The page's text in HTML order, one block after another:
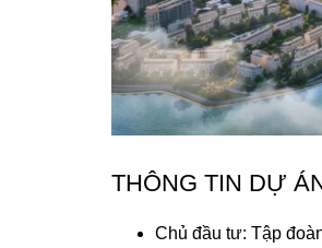
THÔNG TIN DỰ
Chủ đầu tư: Tập